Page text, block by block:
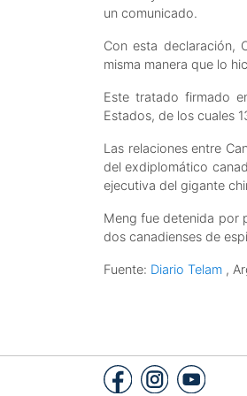
un comunicado.
Con esta declaración,
misma manera que lo
Este tratado firmado
Estados, de los cuales
Las relaciones entre
del exdiplomático
ejecutiva del gigante
Meng fue detenida por
dos canadienses de
Fuente: Diario Telam ,